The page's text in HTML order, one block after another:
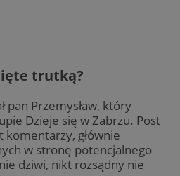
trutką?
pan Przemysław, który
Dzieje się w Zabrzu. Post
komentarzy, głównie
w stronę potencjalnego
dziwi, nikt rozsądny nie